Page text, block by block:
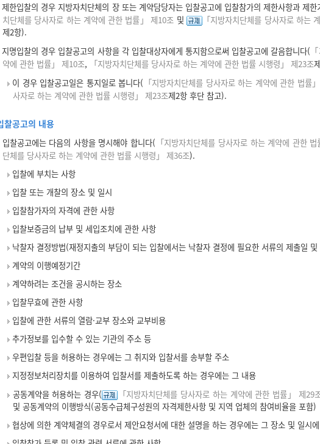
제한입찰의 경우 지방자치단체의 장 또는 계약담당자는 입찰공고에 입찰참가의 제한사항과 제
치단체를 당사자로 하는 계약에 관한 법률」 제10조 및
「지방자치단체를 당사자로 하는
제2항).
지명입찰의 경우 입찰공고의 사항을 각 입찰대상자에게 통지함으로써 입찰공고에 갈음합니다(
약에 관한 법률」 제10조, 「지방자치단체를 당사자로 하는 계약에 관한 법률 시행령」 제23조
이 경우 입찰공고일은 통지일로 봅니다( 「지방자치단체를 당사자로 하는 계약에 관한 법률
사자로 하는 계약에 관한 법률 시행령」 제23조제2항 후단 참고).
찰공고의 내용
입찰공고에는 다음의 사항을 명시해야 합니다( 「지방자치단체를 당사자로 하는 계약에 관한
단체를 당사자로 하는 계약에 관한 법률 시행령」 제36조).
입찰에 부치는 사항
입찰 또는 개찰의 장소 및 일시
입찰참가자의 자격에 관한 사항
입찰보증금의 납부 및 세입조치에 관한 사항
낙찰자 결정방법(재정지출의 부담이 되는 입찰에서는 낙찰자 결정에 필요한 서류의 제출일
계약의 이행예정기간
계약하려는 조건을 공시하는 장소
입찰무효에 관한 사항
입찰에 관한 서류의 열람·교부 장소와 교부비용
추가정보를 입수할 수 있는 기관의 주소 등
우편입찰 등을 허용하는 경우에는 그 취지와 입찰서를 송부할 주소
지정정보처리장치를 이용하여 입찰서를 제출하도록 하는 경우에는 그 내용
공동계약을 허용하는 경우(
「지방자치단체를 당사자로 하는 계약에 관한 법률」 제29
및 공동계약의 이행방식(공동수급체구성원의 자격제한사항 및 지역 업체의 참여비율을 포함)
협상에 의한 계약체결의 경우로서 제안요청서에 대한 설명을 하는 경우에는 그 장소 및 일시